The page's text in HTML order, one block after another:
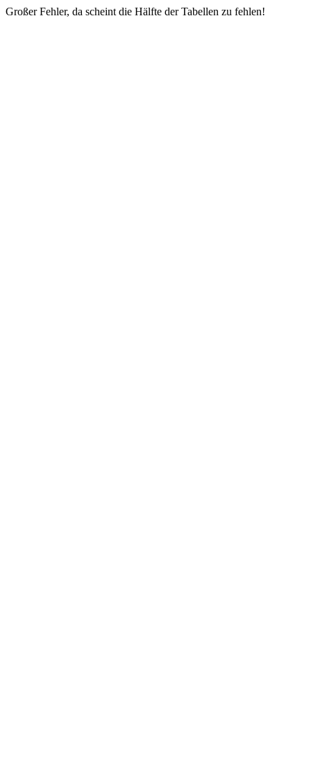
Großer Fehler, da scheint die Hälfte der Tabellen zu fehlen!